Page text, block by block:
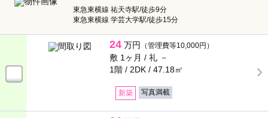
東急東横線 祐天寺駅/徒歩9分
東急東横線 学芸大学駅/徒歩15分
24 万円 （管理費等10,000円）
敷 1ヶ月 / 礼 －
1階 / 2DK / 47.18㎡
新築 写真満載